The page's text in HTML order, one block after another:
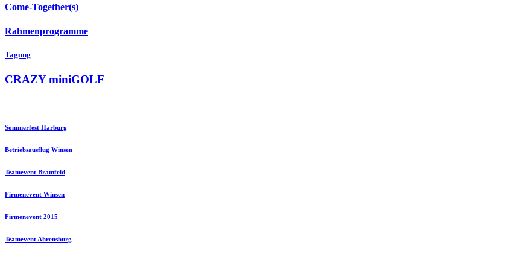
Come-Together(s)
Rahmenprogramme
Tagung
CRAZY miniGOLF
Sommerfest Harburg
Betriebsausflug Winsen
Teamevent Bramfeld
Firmenevent Winsen
Firmenevent 2015
Teamevent Ahrensburg